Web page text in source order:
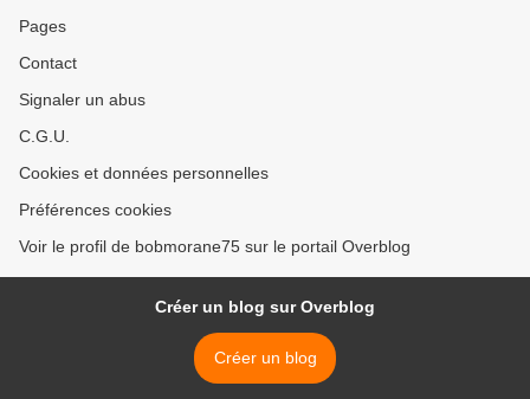
Pages
Contact
Signaler un abus
C.G.U.
Cookies et données personnelles
Préférences cookies
Voir le profil de bobmorane75 sur le portail Overblog
Créer un blog sur Overblog
Créer un blog